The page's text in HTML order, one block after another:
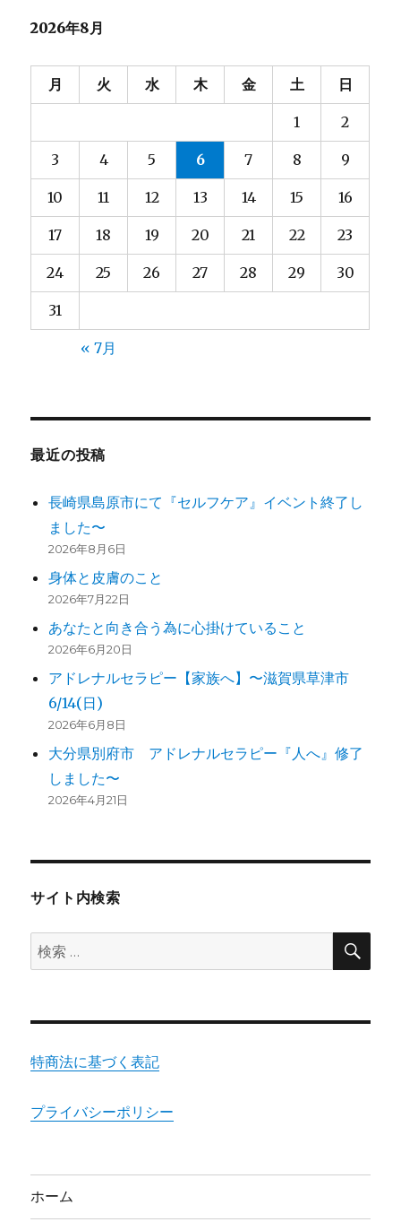
2026年8月
月 火 水 木 金 土 日
1 2
3 4 5 6 7 8 9
10 11 12 13 14 15 16
17 18 19 20 21 22 23
24 25 26 27 28 29 30
31
« 7月
最近の投稿
長崎県島原市にて『セルフケア』イベント終了し
ました〜
2026年8月6日
身体と皮膚のこと
2026年7月22日
あなたと向き合う為に心掛けていること
2026年6月20日
アドレナルセラピー【家族へ】〜滋賀県草津市
6/14(日)
2026年6月8日
大分県別府市 アドレナルセラピー『人へ』修了
しました〜
2026年4月21日
サイト内検索
検
索:
検
特商法に基づく表記
プライバシーポリシー
ホーム